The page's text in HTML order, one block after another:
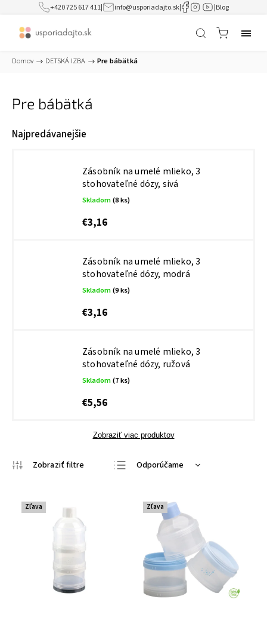
+420 725 617 411| info@usporiadajto.sk| |Blog
Domov / DETSKÁ IZBA / Pre bábätká
Pre bábätká
Najpredávanejšie
Zásobník na umelé mlieko, 3
stohovateľné dózy, sivá
Skladom(8 ks)
€3,16
Zásobník na umelé mlieko, 3
stohovateľné dózy, modrá
Skladom(9 ks)
€3,16
Zásobník na umelé mlieko, 3
stohovateľné dózy, ružová
Skladom(7 ks)
€5,56
Zobraziť viac produktov
Odporúčame
Najdrahšie
Najpredávanejšie
Abecedne
Zľava Zľava